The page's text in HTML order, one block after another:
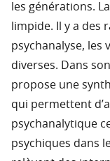
les générations.
limpide. Il y a des
psychanalyse, les
diverses. Dans
propose une
qui permettent
psychanalytique
psychiques dans